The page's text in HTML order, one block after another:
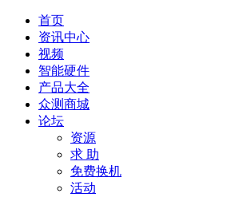
首页
资讯中心
视频
智能硬件
产品大全
众测商城
论坛
资源
求 助
免费换机
活动